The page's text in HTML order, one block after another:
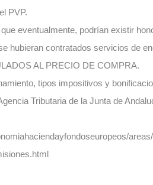
PVP.
eventualmente, podrían existir
hubieran contratados servicios de
AL PRECIO DE COMPRA.
tipos impositivos y
Tributaria de la Junta de